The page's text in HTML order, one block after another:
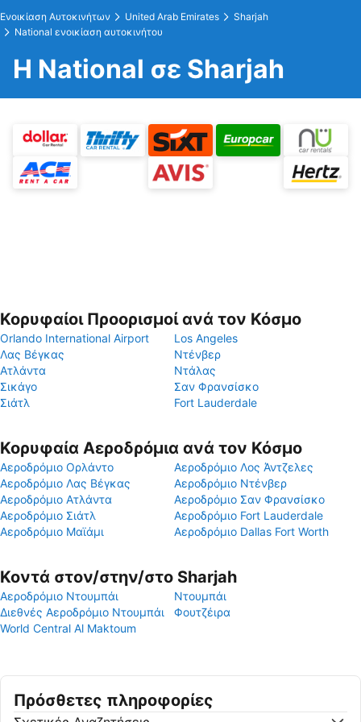
Ενοικίαση Αυτοκινήτων United Arab Emirates
Sharjah
National ενοικίαση αυτοκινήτου
Η National σε Sharjah
Κορυφαίοι Προορισμοί ανά τον Κόσμο
Orlando International Airport
Los Angeles
Λας Βέγκας
Ντένβερ
Ατλάντα
Ντάλας
Σικάγο
Σαν Φρανσίσκο
Σιάτλ
Fort Lauderdale
Κορυφαία Αεροδρόμια ανά τον Κόσμο
Αεροδρόμιο Ορλάντο
Αεροδρόμιο Λος Άντζελες
Αεροδρόμιο Λας Βέγκας
Αεροδρόμιο Ντένβερ
Αεροδρόμιο Ατλάντα
Αεροδρόμιο Σαν Φρανσίσκο
Αεροδρόμιο Σιάτλ
Αεροδρόμιο Fort Lauderdale
Αεροδρόμιο Μαϊάμι
Αεροδρόμιο Dallas Fort Worth
Κοντά στον/στην/στο Sharjah
Αεροδρόμιο Ντουμπάι
Ντουμπάι
Διεθνές Αεροδρόμιο Ντουμπάι
World Central Al Maktoum
Φουτζέιρα
Πρόσθετες πληροφορίες